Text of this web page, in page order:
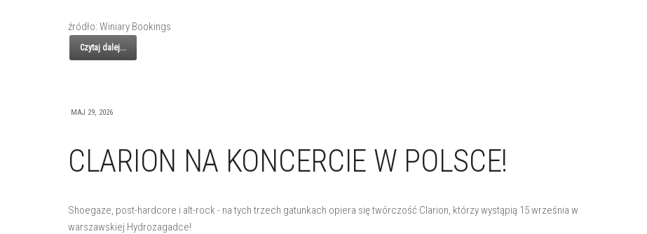
źródło: Winiary Bookings
Czytaj dalej...
MAJ 29, 2026
CLARION NA KONCERCIE W POLSCE!
Shoegaze, post-hardcore i alt-rock - na tych trzech gatunkach opiera się twórczość Clarion, którzy wystąpią 15 września w
warszawskiej Hydrozagadce!